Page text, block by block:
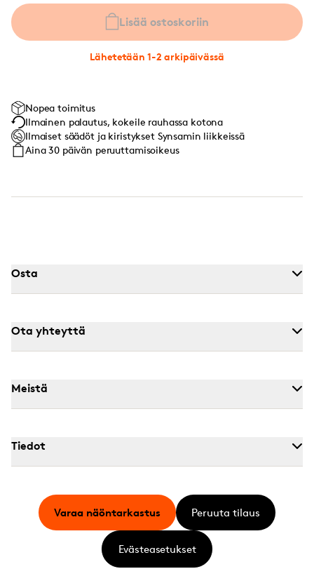
Lisää ostoskoriin
Lähetetään 1-2 arkipäivässä
Nopea toimitus
Ilmainen palautus, kokeile rauhassa kotona
Ilmaiset säädöt ja kiristykset Synsamin liikkeissä
Aina 30 päivän peruuttamisoikeus
Osta
Ota yhteyttä
Meistä
Tiedot
Varaa näöntarkastus Peruuta tilaus
Evästeasetukset